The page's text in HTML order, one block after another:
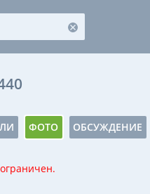
ФОТО ОБСУЖДЕНИЕ